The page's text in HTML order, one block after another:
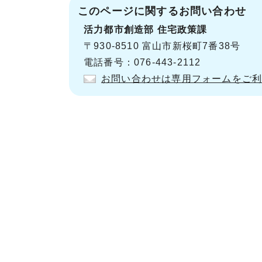
このページに関するお問い合わせ
活力都市創造部 住宅政策課
〒930-8510 富山市新桜町7番38号
電話番号：076-443-2112
お問い合わせは専用フォームをご利